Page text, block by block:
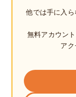
他では手に入
無料アカウン
アク